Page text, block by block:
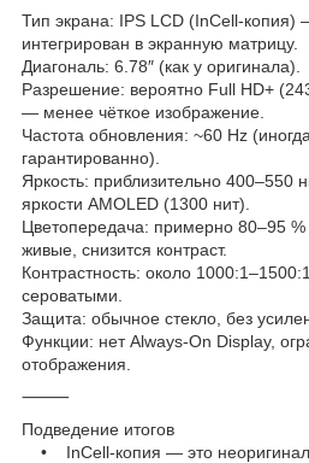
Тип экрана: IPS LCD (InCell-копия)
интегрирован в экранную матрицу.
Диагональ: 6.78″ (как у оригинала).
Разрешение: вероятно Full HD+
— менее чёткое изображение.
Частота обновления: ~60 Hz
гарантированно).
Яркость: приблизительно 400–550
яркости AMOLED (1300 нит).
Цветопередача: примерно 80–95
живые, снизится контраст.
Контрастность: около
сероватыми.
Защита: обычное стекло, без
Функции: нет Always-On Display,
отображения.
⸻
Подведение итогов
• InCell-копия — это